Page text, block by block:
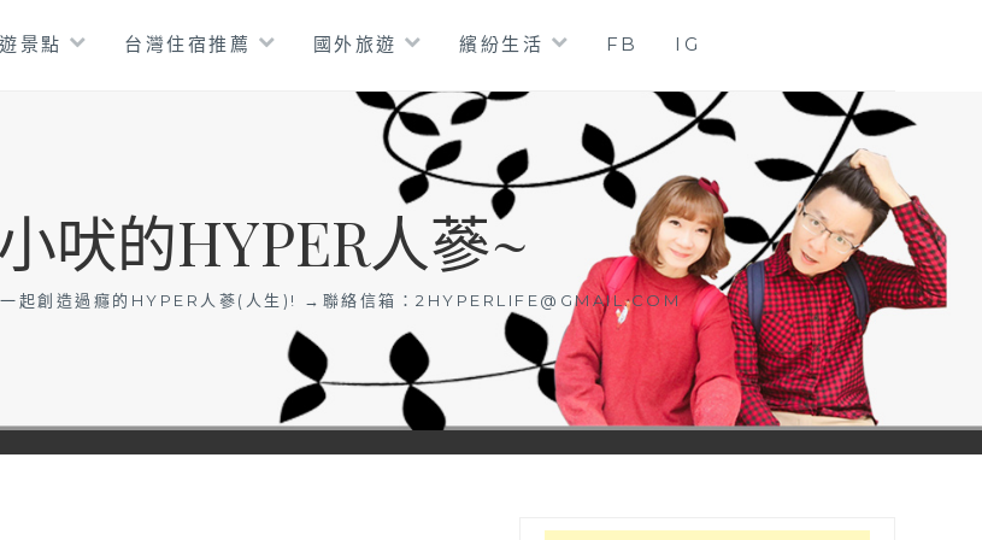
景點 台灣住宿推薦 國外旅遊 繽紛生活 FB IG
吠的HYPER人蔘~
起創造過癮的HYPER人蔘(人生)! →聯絡信箱： 2HYPERLIFE@GMAIL.COM